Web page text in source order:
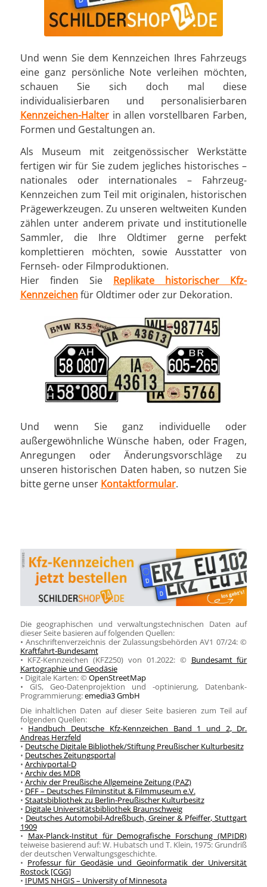
Und wenn Sie dem Kennzeichen Ihres Fahrzeugs
eine ganz persönliche Note verleihen möchten,
schauen Sie sich doch mal diese
individualisierbaren und personalisierbaren
Kennzeichen-Halterin allen vorstellbaren Farben,
Formen und Gestaltungen an.
Als Museum mit zeitgenössischer Werkstätte
fertigen wir für Sie zudem jegliches historisches –
nationales oder internationales – Fahrzeug-
Kennzeichen zum Teil mit originalen, historischen
Prägewerkzeugen. Zu unseren weltweiten Kunden
zählen unter anderem private und institutionelle
Sammler, die Ihre Oldtimer gerne perfekt
komplettieren möchten, sowie Ausstatter von
Fernseh- oder Filmproduktionen.
Hier finden Sie Replikate historischer Kfz-
Kennzeichenfür Oldtimer oder zur Dekoration.
Und wenn Sie ganz individuelle oder
außergewöhnliche Wünsche haben, oder Fragen,
Anregungen oder Änderungsvorschläge zu
unseren historischen Daten haben, so nutzen Sie
bitte gerne unser Kontaktformular.
Die geographischen und verwaltungstechnischen Daten auf
dieser Seite basieren auf folgenden Quellen:
• Anschriftenverzeichnis der Zulassungsbehörden AV1 07/24: ©
Kraftfahrt-Bundesamt
• KFZ-Kennzeichen (KFZ250) von 01.2022: © Bundesamt für
Kartographie und Geodäsie
• Digitale Karten: ©OpenStreetMap
• GIS, Geo-Datenprojektion und -optinierung, Datenbank-
Programmierung:emedia3 GmbH
Die inhaltlichen Daten auf dieser Seite basieren zum Teil auf
folgenden Quellen:
• Handbuch Deutsche Kfz-Kennzeichen Band 1 und 2, Dr.
Andreas Herzfeld
• Deutsche Digitale Bibliothek/Stiftung Preußischer Kulturbesitz
• Deutsches Zeitungsportal
• Archivportal-D
• Archiv des MDR
• Archiv der Preußische Allgemeine Zeitung (PAZ)
• DFF – Deutsches Filminstitut & Filmmuseum e.V.
• Staatsbibliothek zu Berlin-Preußischer Kulturbesitz
• Digitale Universitätsbibliothek Braunschweig
• Deutsches Automobil-Adreßbuch, Greiner & Pfeiffer, Stuttgart
1909
• Max-Planck-Institut für Demografische Forschung (MPIDR)
teiweise basierend auf: W. Hubatsch und T. Klein, 1975: Grundriß
der deutschen Verwaltungsgeschichte.
• Professur für Geodäsie und Geoinformatik der Universität
Rostock [CGG]
• IPUMS NHGIS – University of Minnesota